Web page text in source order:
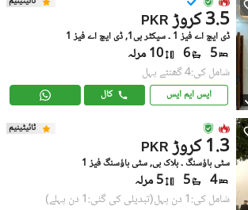
PKR 3.5 کروڑ
ڈی ایچ اے فیز 1 ۔ سیکٹر بی1, ڈی ایچ اے فیز 1
5
6 10 مرلہ
شامل کی:4 گھنٹے پہل
ایس ایم ایس کال
ٹائیٹینیم
PKR 1.3 کروڑ
سٹی ہاؤسنگ ۔ بلاک بی, سٹی ہاؤسنگ فیز 1
4
5 5 مرلہ
شامل کی:1 دن پہل (تبدیلی کی گئی:1 دن پہلے)